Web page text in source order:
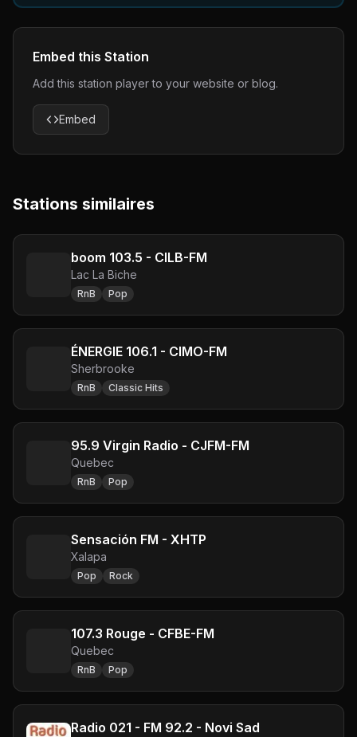
Embed this Station
Add this station player to your website or blog.
Embed
Stations similaires
boom 103.5 - CILB-FM
Lac La Biche
RnB Pop
ÉNERGIE 106.1 - CIMO-FM
Sherbrooke
RnB Classic Hits
95.9 Virgin Radio - CJFM-FM
Quebec
RnB Pop
Sensación FM - XHTP
Xalapa
Pop Rock
107.3 Rouge - CFBE-FM
Quebec
RnB Pop
Radio 021 - FM 92.2 - Novi Sad